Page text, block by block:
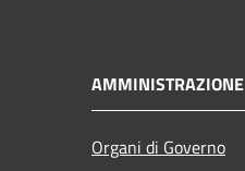
AMMINISTRAZIONE
Organi di Governo